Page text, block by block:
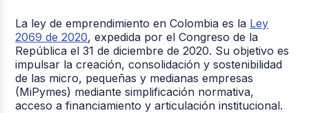
La ley de emprendimiento en Colombia es la Ley
2069 de 2020, expedida por el Congreso de la
República el 31 de diciembre de 2020. Su objetivo es
impulsar la creación, consolidación y sostenibilidad
de las micro, pequeñas y medianas empresas
(MiPymes) mediante simplificación normativa,
acceso a financiamiento y articulación institucional.